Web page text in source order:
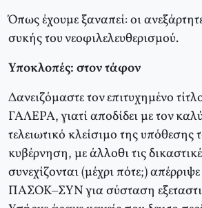
Όπως έχουμε ξαναπεί: οι
συκής του νεοφιλελευθερισμού.
Υποκλοπές: στον τάφον
Δανειζόμαστε τον επιτυχημένο
ΓΑΛΕΡΑ, γιατί αποδίδει με τον
τελειωτικό κλείσιμο της
κυβέρνηση, με άλλοθι τις
συνεχίζονται (μέχρι πότε;)
ΠΑΣΟΚ–ΣΥΝ για σύσταση